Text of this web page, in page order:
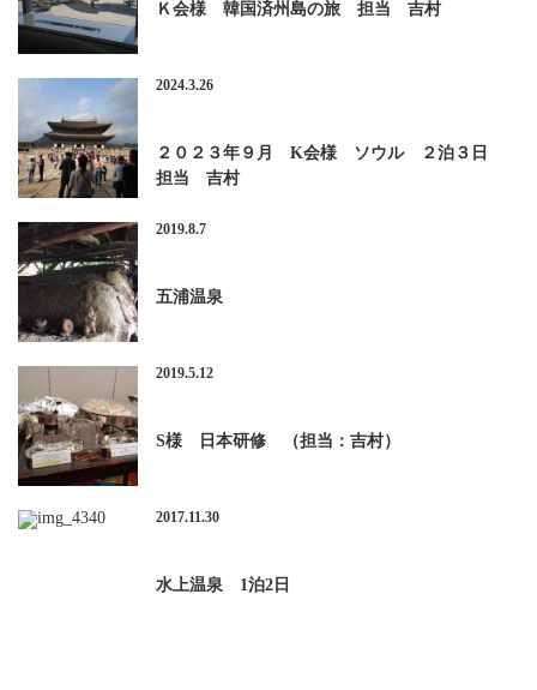
Ｋ会様 韓国済州島の旅 担当 吉村
2024.3.26
２０２３年９月 K会様 ソウル ２泊３日
担当 吉村
2019.8.7
五浦温泉
2019.5.12
S様 日本研修 （担当：吉村）
2017.11.30
水上温泉 1泊2日